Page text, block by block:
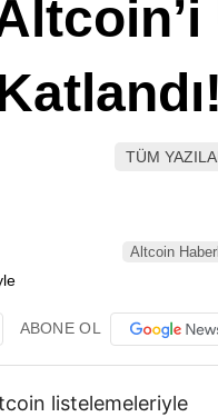
TÜM
Altcoin
ABONE OL
listelemeleriyle